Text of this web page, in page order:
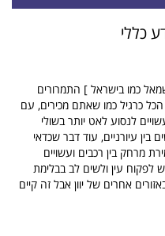
כללי
כמו בישראל ] התמרורים
כרגיל כמו שאתם מכירים, עם
לנסוע לאט יותר בשולי
בין עיורניים, עוד דבר שכדאי
מרחק בין רכבים ועשויים
לפקוח עין ולשים לב בבלימת
אחרים של יוון אבל זה קיים